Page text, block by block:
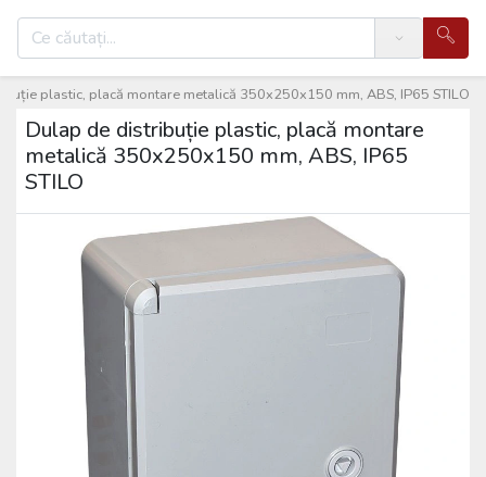
Search
plastic, placă montare metalică 350x250x150 mm, ABS, IP65 STILO
Dulap de distribuție plastic, placă montare
metalică 350x250x150 mm, ABS, IP65
STILO